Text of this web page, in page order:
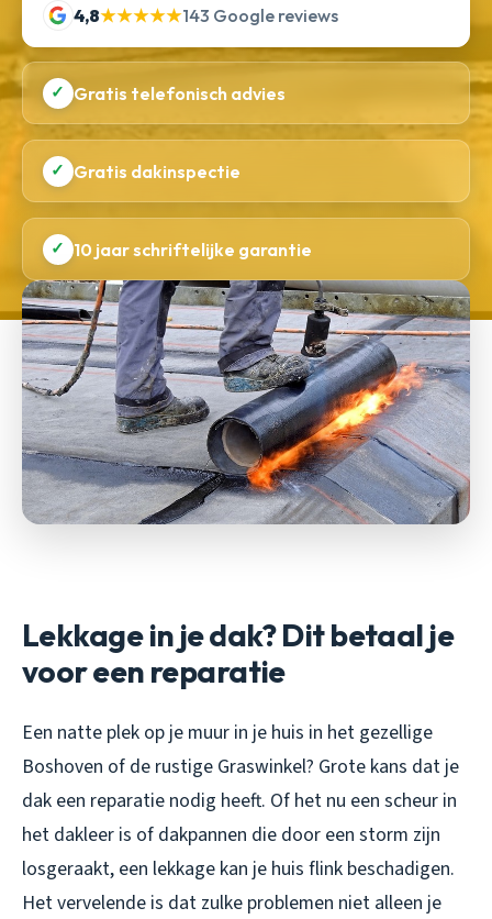
4,8★★★★★143 Google reviews
✓ Gratis telefonisch advies
✓ Gratis dakinspectie
✓ 10 jaar schriftelijke garantie
Lekkage in je dak? Dit betaal je
voor een reparatie
Een natte plek op je muur in je huis in het gezellige
Boshoven of de rustige Graswinkel? Grote kans dat je
dak een reparatie nodig heeft. Of het nu een scheur in
het dakleer is of dakpannen die door een storm zijn
losgeraakt, een lekkage kan je huis flink beschadigen.
Het vervelende is dat zulke problemen niet alleen je